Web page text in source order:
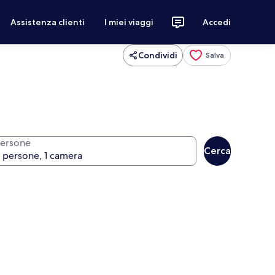
Assistenza clienti I miei viaggi Accedi
Condividi Salva
Cerca